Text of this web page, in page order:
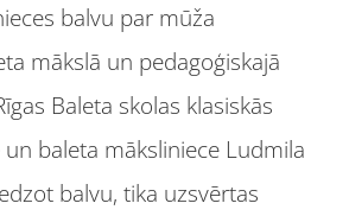
balvu par mūža
mākslā un pedagoģiskajā
Baleta skolas klasiskās
baleta māksliniece Ludmila
balvu, tika uzsvērtas